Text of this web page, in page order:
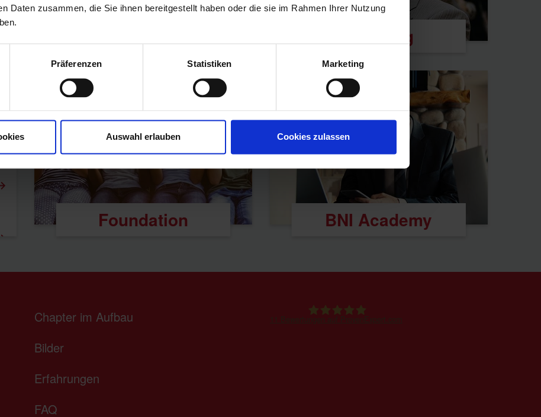
Daten zusammen, die Sie ihnen bereitgestellt haben oder die sie im Rahmen Ihrer Nutzung
Präferenzen Statistiken Marketing
Auswahl erlauben Cookies zulassen
BNI Blog
Foundation BNI Academy
Chapter im Aufbau
Bilder
Erfahrungen
FAQ